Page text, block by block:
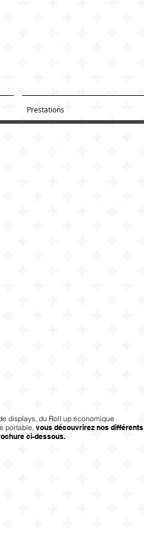
Prestations
displays, du Roll up économique
portable,vous découvrirez nos différents
ci-dessous.